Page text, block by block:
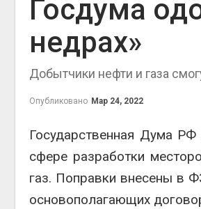
Госдума
недрах»
Добытчики нефти и газа
Опубликовано Мар 24, 2022
Государственная Дума
сфере разработки
газ. Поправки внесены в
основополагающих